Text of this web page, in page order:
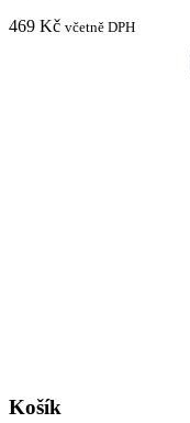
469 Kč včetně DPH
Košík